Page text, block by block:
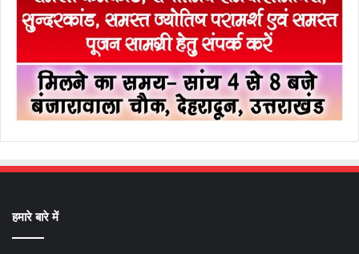
हमारे बारे में